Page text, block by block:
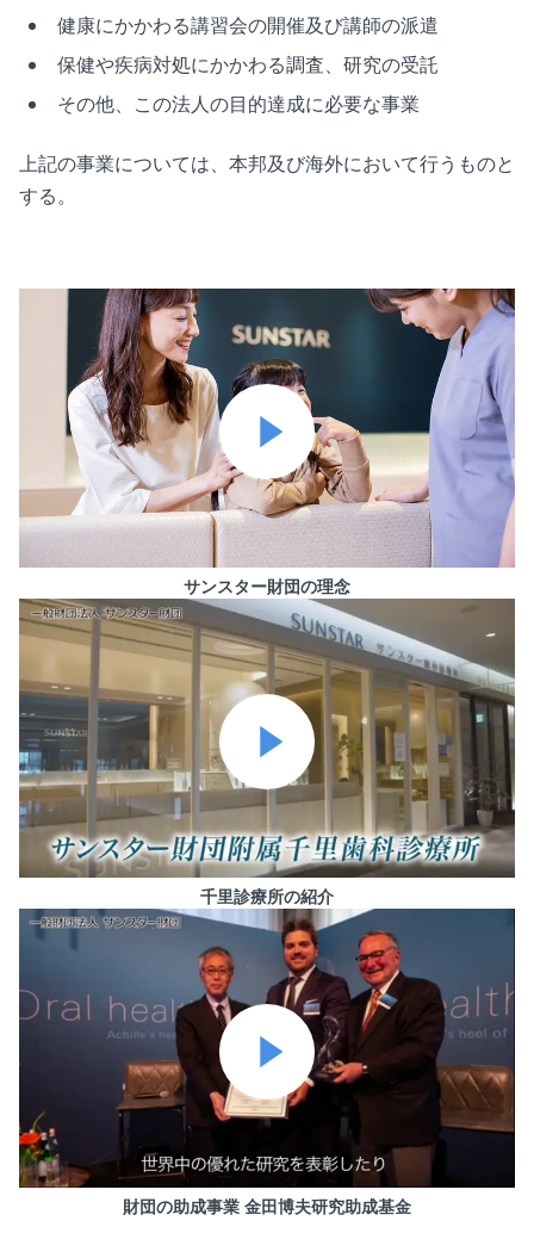
健康にかかわる講習会の開催及び講師の派遣
保健や疾病対処にかかわる調査、研究の受託
その他、この法人の目的達成に必要な事業
上記の事業については、本邦及び海外において行うものと
する。
サンスター財団の理念
千里診療所の紹介
財団の助成事業 金田博夫研究助成基金